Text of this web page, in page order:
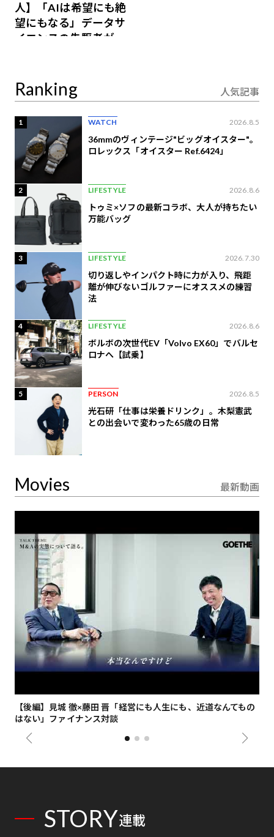
人】「AIは希望にも絶
望にもなる」データサ
イエンスの先駆者が語
Ranking 人気記事
1 WATCH 2026.8.5
36mmのヴィンテージ"ビッグオイスター"。
ロレックス「オイスター Ref.6424」
2 LIFESTYLE 2026.8.6
トゥミ×ソフの最新コラボ、大人が持ちたい
万能バッグ
3 LIFESTYLE 2026.7.30
切り返しやインパクト時に力が入り、飛距
離が伸びないゴルファーにオススメの練習
法
4 LIFESTYLE 2026.8.6
ボルボの次世代EV「Volvo EX60」でバルセ
ロナへ【試乗】
5 PERSON 2026.8.5
光石研「仕事は栄養ドリンク」。木梨憲武
との出会いで変わった65歳の日常
Movies 最新動画
【後編】見城 徹×藤田 晋「経営にも人生にも、近道なんてもの
はない」ファイナンス対談
STORY連載